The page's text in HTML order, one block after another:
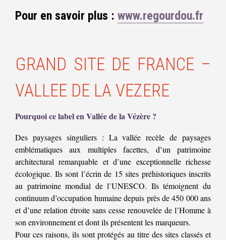
Pour en savoir plus : www.regourdou.fr
GRAND SITE DE FRANCE –
VALLEE DE LA VEZERE
Pourquoi ce label en Vallée de la Vézère ?
Des paysages singuliers : La vallée recèle de paysages
emblématiques aux multiples facettes, d’un patrimoine
architectural remarquable et d’une exceptionnelle richesse
écologique. Ils sont l’écrin de 15 sites préhistoriques inscrits
au patrimoine mondial de l’UNESCO. Ils témoignent du
continuum d’occupation humaine depuis près de 450 000 ans
et d’une relation étroite sans cesse renouvelée de l’Homme à
son environnement et dont ils présentent les marqueurs.
Pour ces raisons, ils sont protégés au titre des sites classés et